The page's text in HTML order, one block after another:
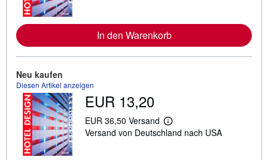
e
I
n
i
o
n
In den Warenkorb
Neu kaufen
Diesen Artikel anzeigen
EUR 13,20
EUR 36,50 Versand
W
e
Versand von Deutschland nach USA